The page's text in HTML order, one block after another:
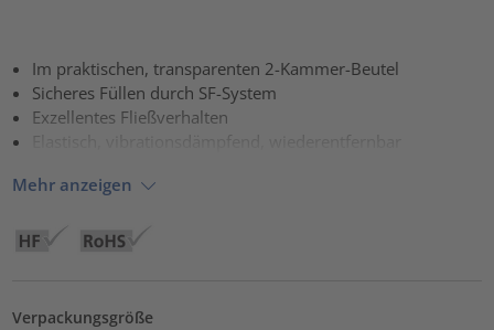
Im praktischen, transparenten 2-Kammer-Beutel
Sicheres Füllen durch SF-System
Exzellentes Fließverhalten
Elastisch, vibrationsdämpfend, wiederentfernbar
Mehr anzeigen
Verpackungsgröße